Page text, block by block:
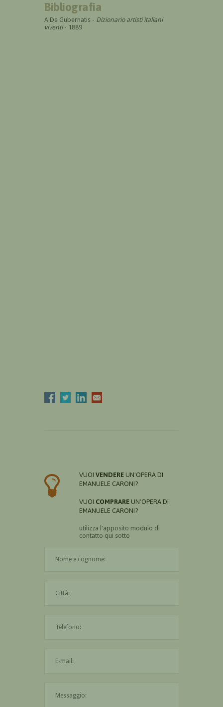
Bibliografia
A De Gubernatis - Dizionario artisti italiani
viventi- 1889
VUOI VENDERE UN'OPERA DI
EMANUELE CARONI?
VUOI COMPRARE UN'OPERA DI
EMANUELE CARONI?
utilizza l'apposito modulo di
contatto qui sotto